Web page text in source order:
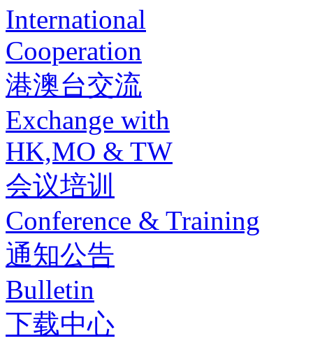
International
Cooperation
港澳台交流
Exchange with
HK,MO & TW
会议培训
Conference & Training
通知公告
Bulletin
下载中心